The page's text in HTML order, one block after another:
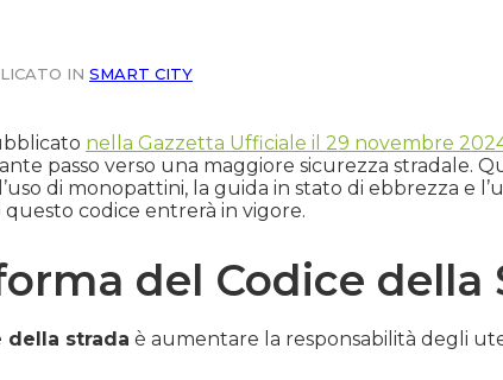
IN SMART CITY
nella Gazzetta Ufficiale il 29 novembre
passo verso una maggiore sicurezza stradale.
di monopattini, la guida in stato di ebbrezza e
codice entrerà in vigore.
del Codice della
della strada è aumentare la responsabilità degli